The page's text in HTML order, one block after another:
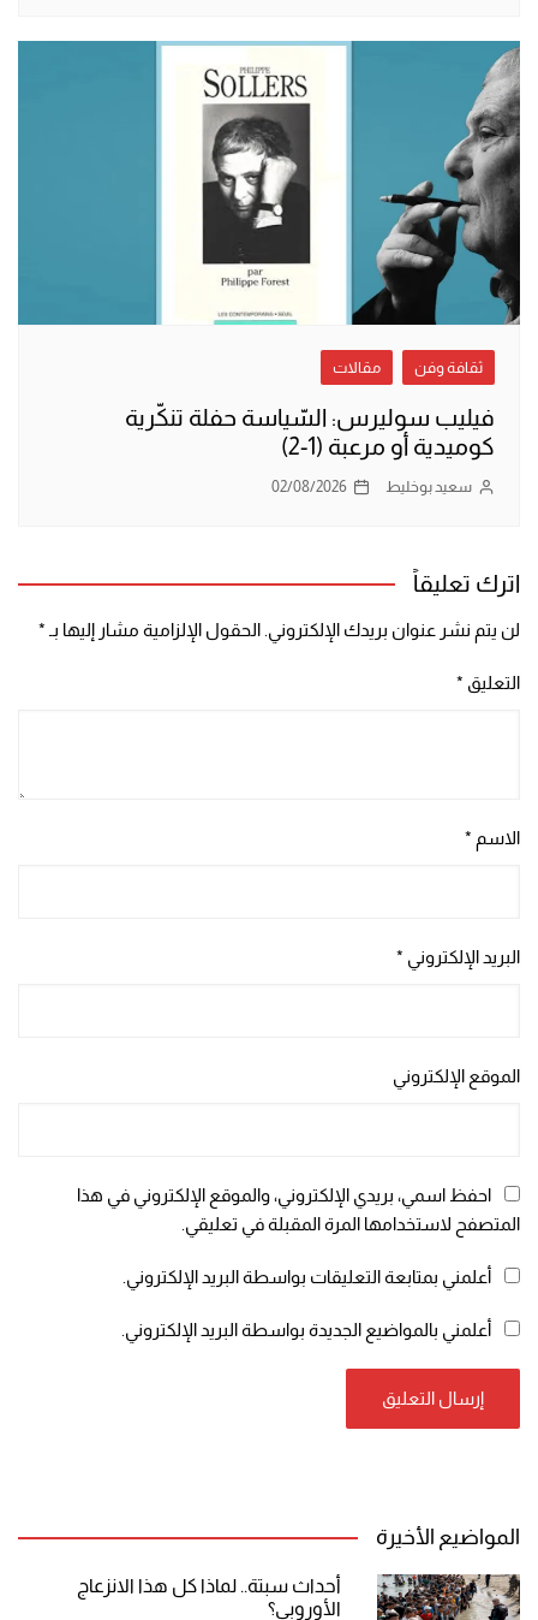
ثقافة وفن مقالات
فيليب سوليرس: السّياسة حفلة تنكّرية
كوميدية أو مرعبة (1-2)
سعيد بوخليط 02/08/2026
اترك تعليقاً
لن يتم نشر عنوان بريدك الإلكتروني. الحقول الإلزامية مشار إليها بـ *
التعليق *
الاسم *
البريد الإلكتروني *
الموقع الإلكتروني
احفظ اسمي، بريدي الإلكتروني، والموقع الإلكتروني في هذا
المتصفح لاستخدامها المرة المقبلة في تعليقي.
أعلمني بمتابعة التعليقات بواسطة البريد الإلكتروني.
أعلمني بالمواضيع الجديدة بواسطة البريد الإلكتروني.
المواضيع الأخيرة
أحداث سبتة.. لماذا كل هذا الانزعاج
الأوروبي؟